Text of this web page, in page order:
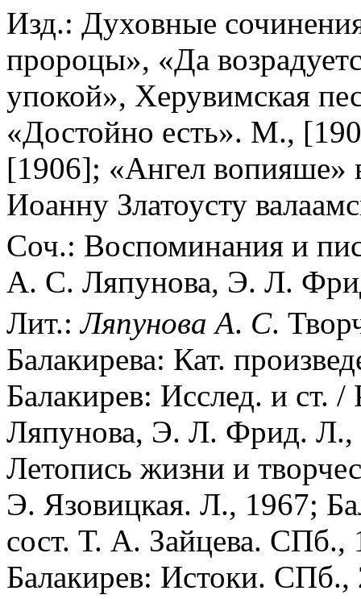
Изд.: Духовные
пророцы», «Да
упокой», Херувимская
«Достойно есть». М.,
[1906]; «Ангел вопияше»
Иоанну Златоусту
Соч.: Воспоминания и
А. С. Ляпунова, Э. Л.
Лит.:Ляпунова А. С.
Балакирева: Кат.
Балакирев: Исслед. и
Ляпунова, Э. Л. Фрид.
Летопись жизни и
Э. Язовицкая. Л., 1967;
сост. Т. А. Зайцева.
Балакирев: Истоки. СПб.,